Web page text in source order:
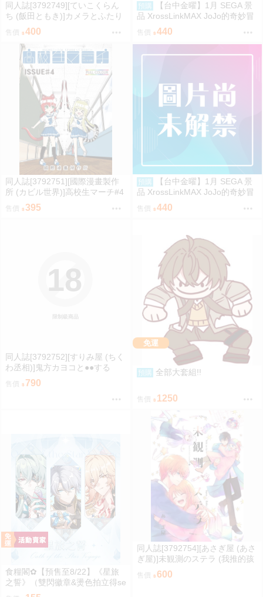
同人誌[3792749][ていこくらん
ち (飯田ともき)]カメラとふたり
で (百合)
售價 400
預購
【台中金曜】1月 SEGA 景
品 XrossLinkMAX JoJo的奇妙冒
險 石之海 空條徐倫 0901
售價 440
同人誌[3792751][國際漫畫製作
所 (カビル世界)]高校生マーチ#4
(原創)395
預購
【台中金曜】1月 SEGA 景
品 XrossLinkMAX JoJo的奇妙冒
險 石之海 恩里克 普奇 0901
440
限制級商品
18
同人誌[3792752][すりみ屋 (ちく
わ丞相)]鬼方カヨコと●●する
本 総集編 (蔚藍檔案)
售價 790
免運
預購 全部大套組!!
售價 1250
食糧閣✿【預售至8/22】《星旅
之誓》（雙閃徽章&燙色拍立得se
t、壓克力色紙、乾花麻將、菱形
同人誌[3792754][あさぎ屋 (あさ
ぎ屋)]未観測のステラ (我推的孩
600